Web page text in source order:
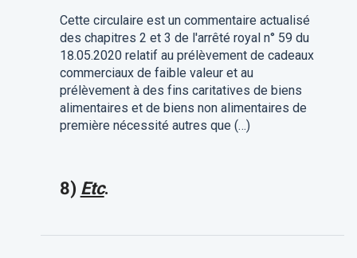
Cette circulaire est un commentaire actualisé
des chapitres 2 et 3 de l'arrêté royal n° 59 du
18.05.2020 relatif au prélèvement de cadeaux
commerciaux de faible valeur et au
prélèvement à des fins caritatives de biens
alimentaires et de biens non alimentaires de
première nécessité autres que (…)
8) Etc.